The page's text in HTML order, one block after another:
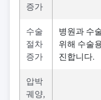
증가
수술
절차
증가
병원과 수
위해 수술
진합니다.
압박
궤양,